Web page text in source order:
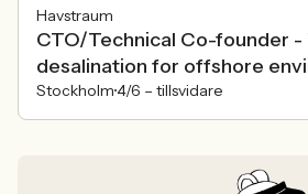
Havstraum
CTO/Technical Co-founder
desalination for offshore
Stockholm4/6 – tillsvidare